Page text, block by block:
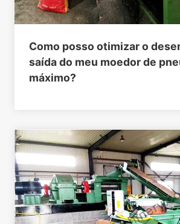
Como posso otimizar o
saída do meu moedor de
máximo?